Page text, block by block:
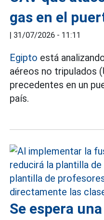
gas en el
| 31/07/2026 - 11:11
Egipto está
aéreos no tripulados
precedentes en un
país.
Se espera